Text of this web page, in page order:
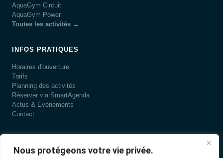
Nous protégeons votre vie privée.
AquaGym Circuit
AquaGym Power
Toutes les activités →
INFOS PRATIQUES
Horaires d'ouverture
Tarifs
Planning des activités
Réserver via SmartAgenda
Actus & Événements
Contact